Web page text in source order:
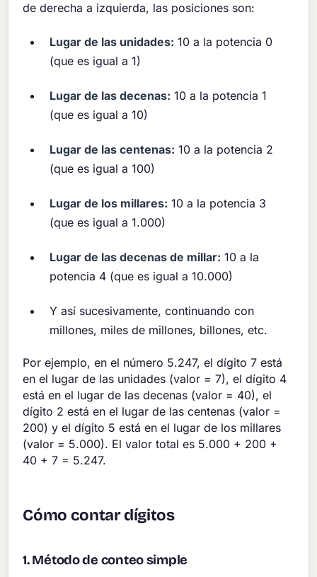
de derecha a izquierda, las posiciones son:
Lugar de las unidades: 10 a la potencia 0
(que es igual a 1)
Lugar de las decenas: 10 a la potencia 1
(que es igual a 10)
Lugar de las centenas: 10 a la potencia 2
(que es igual a 100)
Lugar de los millares: 10 a la potencia 3
(que es igual a 1.000)
Lugar de las decenas de millar: 10 a la
potencia 4 (que es igual a 10.000)
Y así sucesivamente, continuando con
millones, miles de millones, billones, etc.
Por ejemplo, en el número 5.247, el dígito 7 está
en el lugar de las unidades (valor = 7), el dígito 4
está en el lugar de las decenas (valor = 40), el
dígito 2 está en el lugar de las centenas (valor =
200) y el dígito 5 está en el lugar de los millares
(valor = 5.000). El valor total es 5.000 + 200 +
40 + 7 = 5.247.
Cómo contar dígitos
1. Método de conteo simple